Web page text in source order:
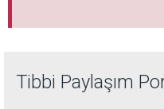
Tibbi Paylaşım